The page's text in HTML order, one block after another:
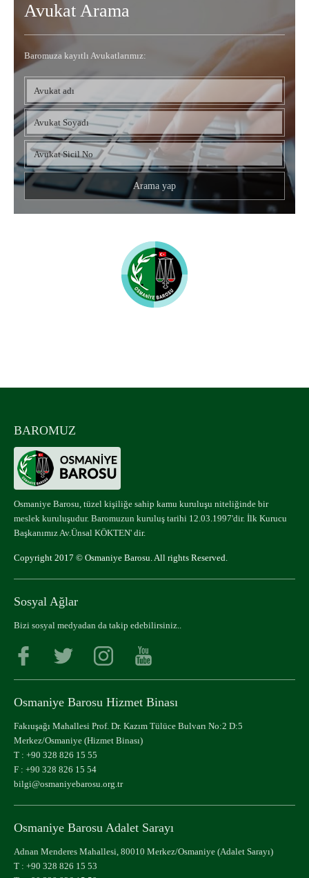
Avukat Arama
Baromuza kayıtlı Avukatlarımız:
BAROMUZ
Osmaniye Barosu, tüzel kişiliğe sahip kamu kuruluşu niteliğinde bir
meslek kuruluşudur. Baromuzun kuruluş tarihi 12.03.1997'dir. İlk Kurucu
Başkanımız Av.Ünsal KÖKTEN' dir.
Copyright 2017 © Osmaniye Barosu. All rights Reserved.
Sosyal Ağlar
Bizi sosyal medyadan da takip edebilirsiniz..
Osmaniye Barosu Hizmet Binası
Fakıuşağı Mahallesi Prof. Dr. Kazım Tülüce Bulvarı No:2 D:5
Merkez/Osmaniye (Hizmet Binası)
T : +90 328 826 15 55
F : +90 328 826 15 54
bilgi@osmaniyebarosu.org.tr
Osmaniye Barosu Adalet Sarayı
Adnan Menderes Mahallesi, 80010 Merkez/Osmaniye (Adalet Sarayı)
T : +90 328 826 15 53